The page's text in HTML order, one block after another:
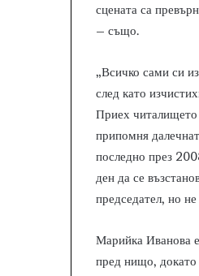
сцената са
– също.
„Всичко сами си
след като
Приех
припомня
последно през
ден да се
председател, но
Марийка Иванова
пред нищо, докато